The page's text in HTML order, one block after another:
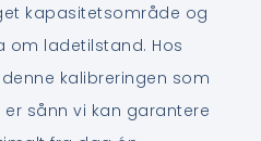
kapasitetsområde og
om ladetilstand. Hos
kalibreringen som
sånn vi kan garantere